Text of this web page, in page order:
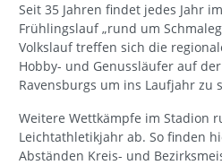
Seit 35 Jahren findet jedes Jahr
Frühlingslauf „rund um
Volkslauf treffen sich die
Hobby- und Genussläufer auf
Ravensburgs um ins Laufjahr zu
Weitere Wettkämpfe im Stadion
Leichtathletikjahr ab. So finden
Abständen Kreis- und